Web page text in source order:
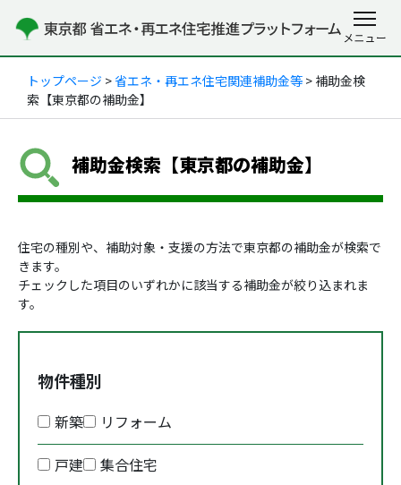
トップページ > 省エネ・再エネ住宅関連補助金等 > 補助金検
索【東京都の補助金】
補助金検索【東京都の補助金】
住宅の種別や、補助対象・支援の方法で東京都の補助金が検索で
きます。
チェックした項目のいずれかに該当する補助金が絞り込まれま
す。
物件種別
新築
リフォーム
戸建
集合住宅